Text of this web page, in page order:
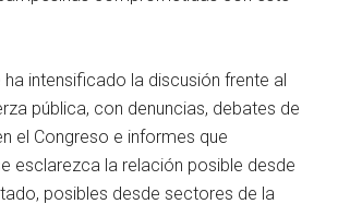
ha intensificado la discusión frente al
pública, con denuncias, debates de
el Congreso e informes que
esclarezca la relación posible desde
posibles desde sectores de la